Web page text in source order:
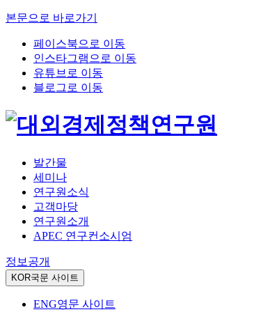
본문으로 바로가기
페이스북으로 이동
인스타그램으로 이동
유튜브로 이동
블로그로 이동
발간물
세미나
연구원소식
고객마당
연구원소개
APEC 연구컨소시엄
정보공개
KOR국문 사이트
ENG영문 사이트